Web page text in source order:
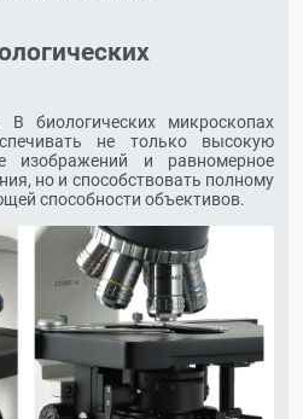
В биологических микроскопах
не только высокую
изображений и равномерное
но и способствовать полному
способности объективов.